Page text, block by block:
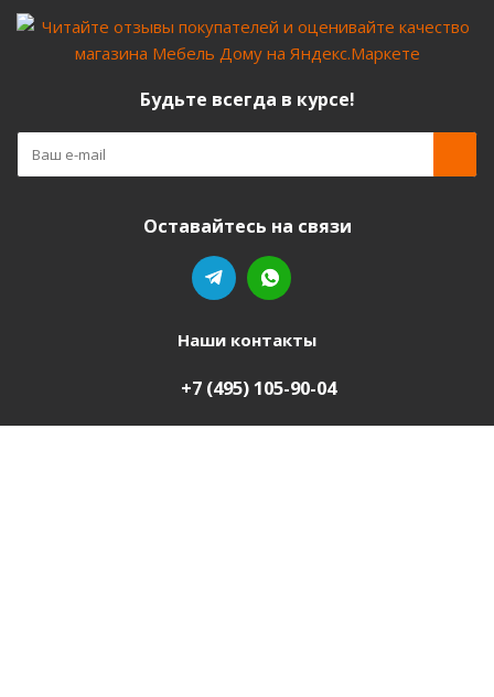
Будьте всегда в курсе!
Оставайтесь на связи
Наши контакты
+7 (495) 105-90-04